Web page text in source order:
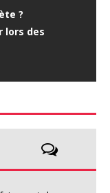
?
lors des